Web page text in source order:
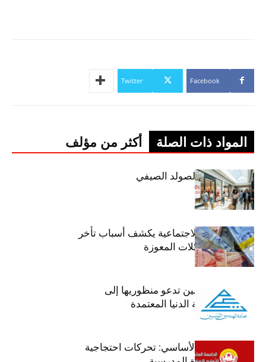
Facebook
Twitter
المواد ذات الصلة أكثر من مؤلف
اليوم: إنطلاق الصولد الصيفي
وزير الشؤون الاجتماعية يكشف أسباب تأخر
صرف منح العائلات المعوزة
عمادة المهندسين تدعو منظوريها إلى
احترام التعريفة الدنيا المعتمدة
جامعة التعليم الأساسي: تحركات احتجاجية